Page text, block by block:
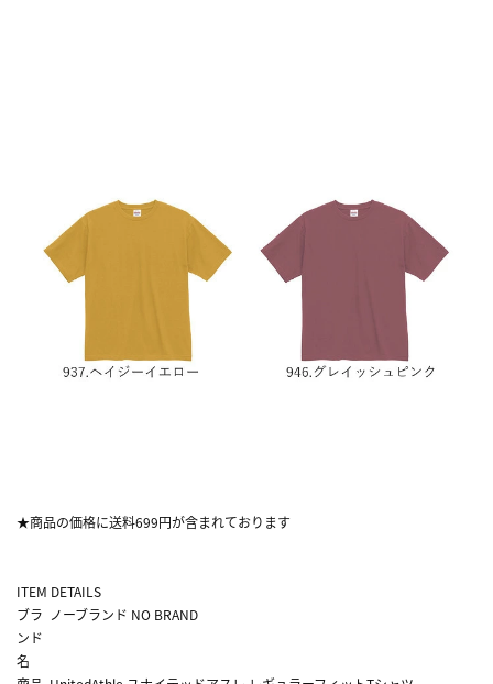
★商品の価格に送料699円が含まれております
ITEM DETAILS
ブラ
ンド
名
ノーブランド NO BRAND